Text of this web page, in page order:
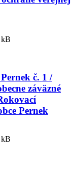
č. 1 /
záväzné
Pernek